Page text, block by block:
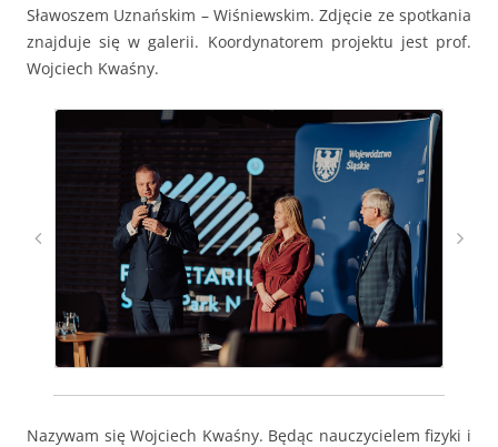
Sławoszem Uznańskim – Wiśniewskim. Zdjęcie ze spotkania
znajduje się w galerii. Koordynatorem projektu jest prof.
Wojciech Kwaśny.
Nazywam się Wojciech Kwaśny. Będąc nauczycielem fizyki i